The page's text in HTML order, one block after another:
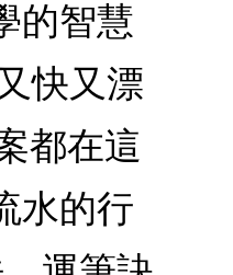
的智慧
快又漂
都在這
水的行